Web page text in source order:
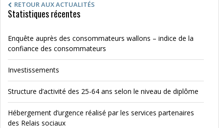
RETOUR AUX ACTUALITÉS
Statistiques récentes
Enquête auprès des consommateurs wallons – indice de la
confiance des consommateurs
Investissements
Structure d’activité des 25-64 ans selon le niveau de diplôme
Hébergement d’urgence réalisé par les services partenaires
des Relais sociaux